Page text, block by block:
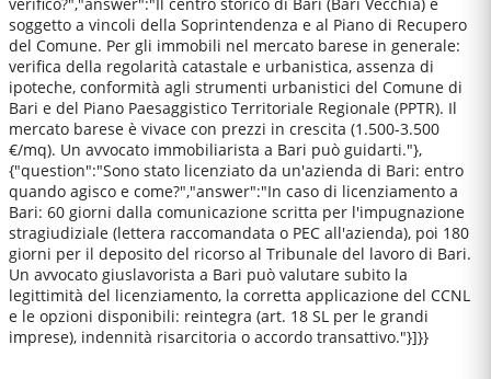
soggetto a vincoli della Soprintendenza e al Piano di Recupero
del Comune. Per gli immobili nel mercato barese in generale:
verifica della regolarità catastale e urbanistica, assenza di
ipoteche, conformità agli strumenti urbanistici del Comune di
Bari e del Piano Paesaggistico Territoriale Regionale (PPTR). Il
mercato barese è vivace con prezzi in crescita (1.500-3.500
€/mq). Un avvocato immobiliarista a Bari può guidarti."},
{"question":"Sono stato licenziato da un'azienda di Bari: entro
quando agisco e come?","answer":"In caso di licenziamento a
Bari: 60 giorni dalla comunicazione scritta per l'impugnazione
stragiudiziale (lettera raccomandata o PEC all'azienda), poi 180
giorni per il deposito del ricorso al Tribunale del lavoro di Bari.
Un avvocato giuslavorista a Bari può valutare subito la
legittimità del licenziamento, la corretta applicazione del CCNL
e le opzioni disponibili: reintegra (art. 18 SL per le grandi
imprese), indennità risarcitoria o accordo transattivo."}]}}